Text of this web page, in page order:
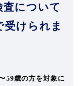
について
受けられま
59歳の方を対象に